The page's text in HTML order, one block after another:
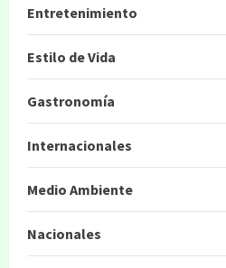
Entretenimiento
Estilo de Vida
Gastronomía
Internacionales
Medio Ambiente
Nacionales